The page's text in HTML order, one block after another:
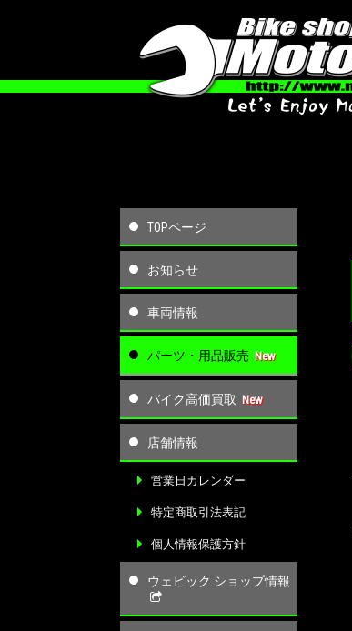
TOPページ
お知らせ
車両情報
パーツ・用品販売
バイク高価買取
店舗情報
営業日カレンダー
特定商取引法表記
個人情報保護方針
ウェビック ショップ情報